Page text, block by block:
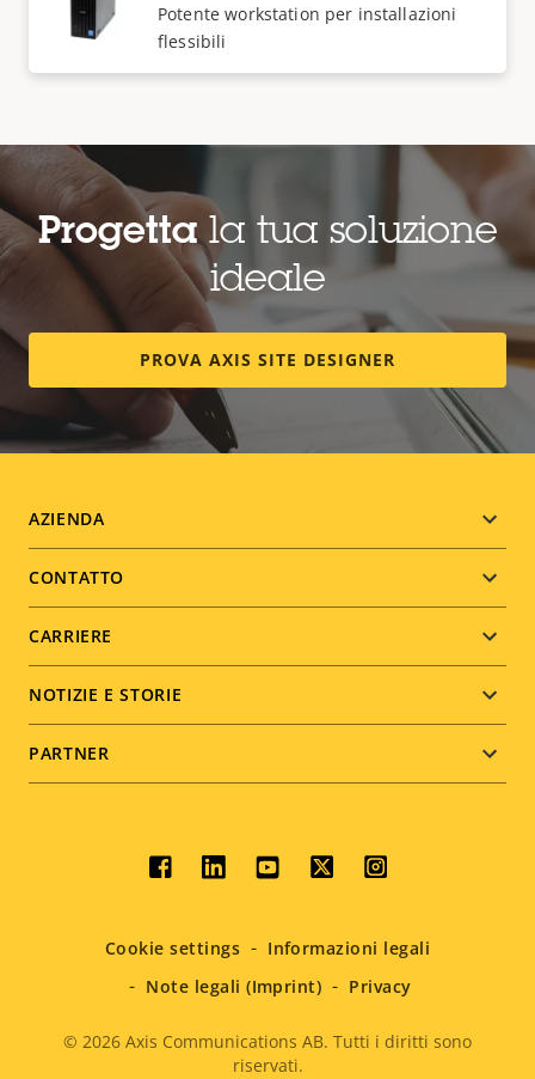
Potente workstation per installazioni
flessibili
Progettala tua soluzione
ideale
PROVA AXIS SITE DESIGNER
Footer
menu
AZIENDA
CONTATTO
CARRIERE
NOTIZIE E STORIE
PARTNER
Social
menu
© 2026 Axis Communications AB. Tutti i diritti sono
riservati.
Cookie settings
Informazioni legali
Note legali (Imprint)
Privacy